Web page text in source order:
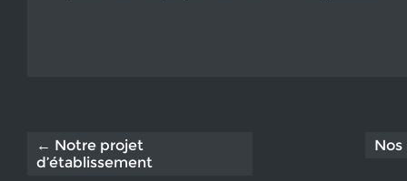
← Notre projet
d’établissement